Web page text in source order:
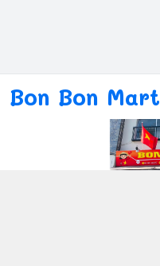
Bon Bon Mart